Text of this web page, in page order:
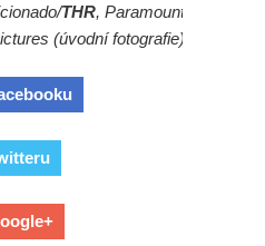
THR, Paramount
(úvodní fotografie)